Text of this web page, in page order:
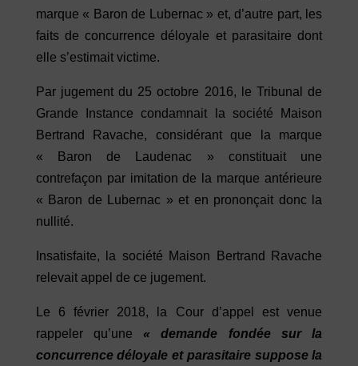
marque « Baron de Lubernac » et, d’autre part, les
faits de concurrence déloyale et parasitaire dont
elle s’estimait victime.
Par jugement du 25 octobre 2016, le Tribunal de
Grande Instance condamnait la société Maison
Bertrand Ravache, considérant que la marque
« Baron de Laudenac » constituait une
contrefaçon par imitation de la marque antérieure
« Baron de Lubernac » et en prononçait donc la
nullité.
Insatisfaite, la société Maison Bertrand Ravache
relevait appel de ce jugement.
Le 6 février 2018, la Cour d’appel est venue
rappeler qu’une « demande fondée sur la
concurrence déloyale et parasitaire suppose la